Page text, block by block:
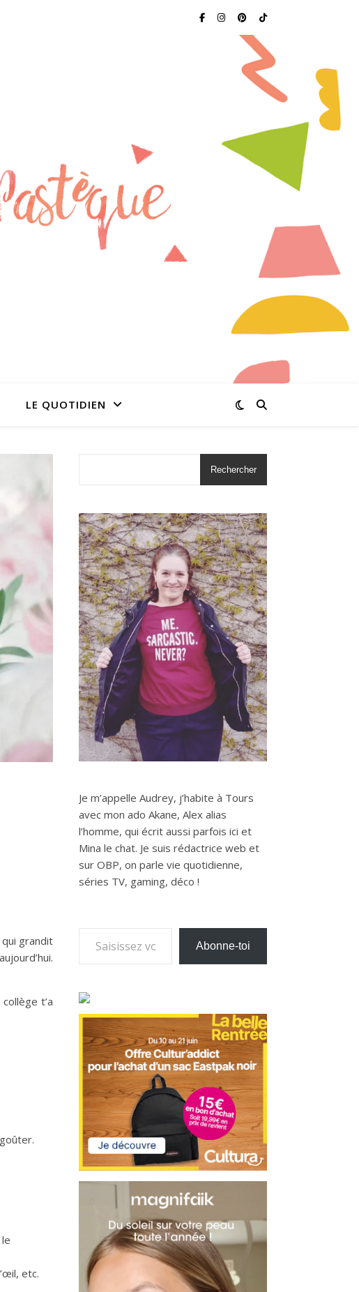
LE QUOTIDIEN
grandit
t’a
etc.
Rechercher
Je m’appelle Audrey, j’habite à Tours
avec mon ado Akane, Alex alias
l’homme, qui écrit aussi parfois ici et
Mina le chat. Je suis rédactrice web et
sur OBP, on parle vie quotidienne,
séries TV, gaming, déco !
Saisissez votre adresse e-mail…
Abonne-toi